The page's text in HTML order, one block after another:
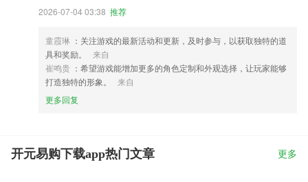
2026-07-04 03:38 推荐
童霞琳 ：关注游戏的最新活动和更新，及时参与，以获取独特的道
具和奖励。
来自
崔鸣贵 ：希望游戏能增加更多的角色定制和外观选择，让玩家能够
打造独特的形象。
来自
更多回复
开元易购下载app热门文章 更多